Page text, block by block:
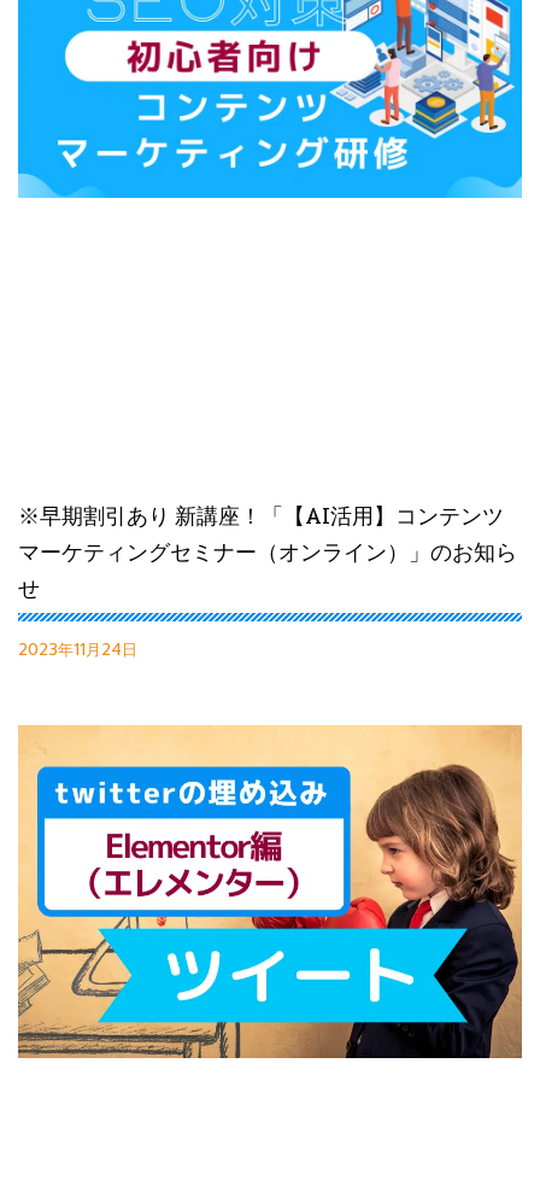
※早期割引あり 新講座！「【AI活用】コンテンツ
マーケティングセミナー（オンライン）」のお知ら
せ
2023年11月24日